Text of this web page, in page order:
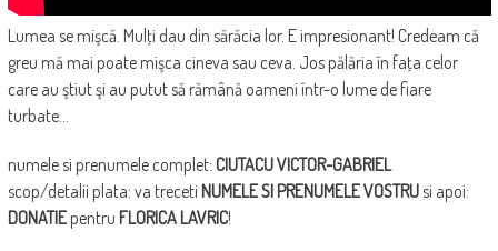
Lumea se mişcă. Mulţi dau din sărăcia lor. E impresionant! Credeam că
greu mă mai poate mişca cineva sau ceva. Jos pălăria în faţa celor
care au ştiut şi au putut să rămână oameni într-o lume de fiare
turbate…
numele si prenumele complet: CIUTACU VICTOR-GABRIEL
scop/detalii plata: va treceti NUMELE SI PRENUMELE VOSTRUsi apoi:
DONATIEpentru FLORICA LAVRIC!